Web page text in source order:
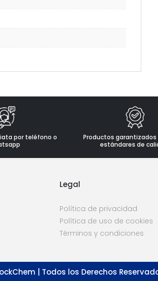
por teléfono o
Productos
estándares de
Legal
Política de privacidad
Política de uso de cookies
Términos y condiciones
| Todos los Derechos